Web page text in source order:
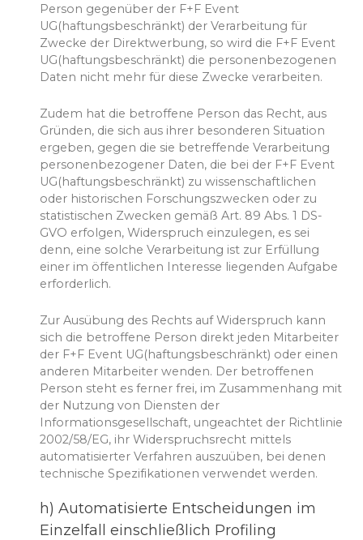
Person gegenüber der F+F Event
UG(haftungsbeschränkt) der Verarbeitung für
Zwecke der Direktwerbung, so wird die F+F Event
UG(haftungsbeschränkt) die personenbezogenen
Daten nicht mehr für diese Zwecke verarbeiten.
Zudem hat die betroffene Person das Recht, aus
Gründen, die sich aus ihrer besonderen Situation
ergeben, gegen die sie betreffende Verarbeitung
personenbezogener Daten, die bei der F+F Event
UG(haftungsbeschränkt) zu wissenschaftlichen
oder historischen Forschungszwecken oder zu
statistischen Zwecken gemäß Art. 89 Abs. 1 DS-
GVO erfolgen, Widerspruch einzulegen, es sei
denn, eine solche Verarbeitung ist zur Erfüllung
einer im öffentlichen Interesse liegenden Aufgabe
erforderlich.
Zur Ausübung des Rechts auf Widerspruch kann
sich die betroffene Person direkt jeden Mitarbeiter
der F+F Event UG(haftungsbeschränkt) oder einen
anderen Mitarbeiter wenden. Der betroffenen
Person steht es ferner frei, im Zusammenhang mit
der Nutzung von Diensten der
Informationsgesellschaft, ungeachtet der Richtlinie
2002/58/EG, ihr Widerspruchsrecht mittels
automatisierter Verfahren auszuüben, bei denen
technische Spezifikationen verwendet werden.
h) Automatisierte Entscheidungen im
Einzelfall einschließlich Profiling